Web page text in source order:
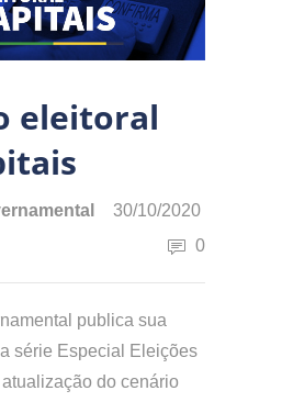
eleitoral
30/10/2020
0
publica sua
série Especial Eleições
do cenário